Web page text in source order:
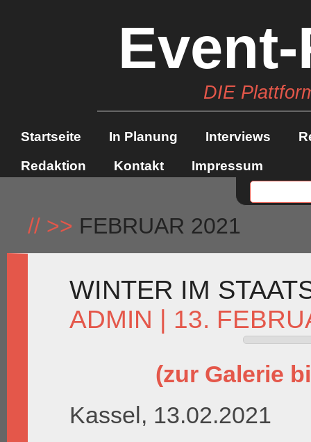
DIE
Startseite In Planung Interviews
Redaktion
Kontakt Impressum
// >> FEBRUAR 2021
WINTER IM
ADMIN | 13.
(zur Galerie
Kassel, 13.02.2021